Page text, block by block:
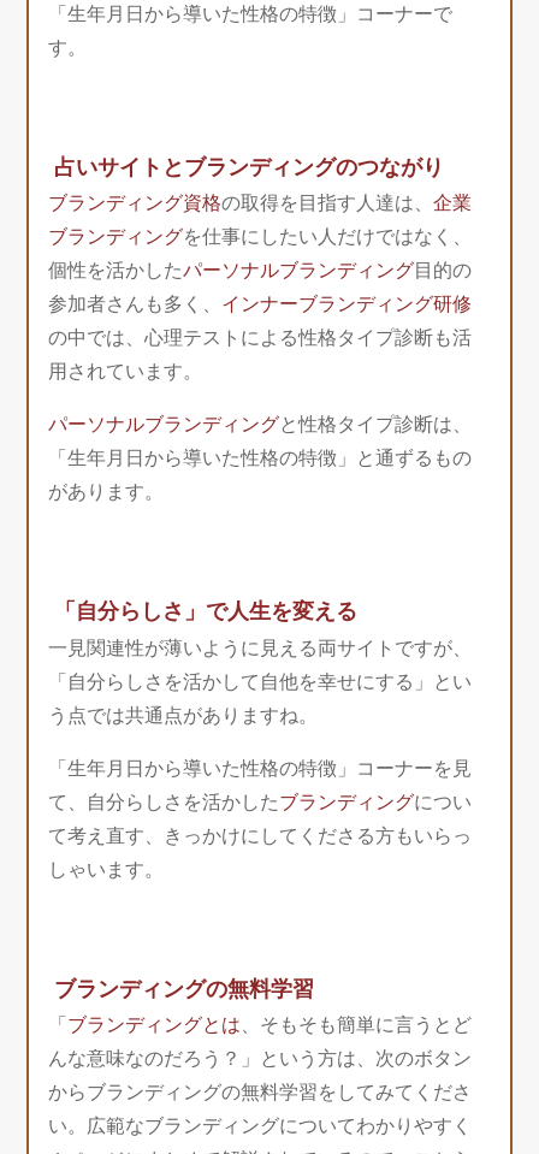
「生年月日から導いた性格の特徴」コーナーで
す。
占いサイトとブランディングのつながり
ブランディング資格の取得を目指す人達は、企業
ブランディングを仕事にしたい人だけではなく、
個性を活かしたパーソナルブランディング目的の
参加者さんも多く、 インナーブランディング研修
の中では、心理テストによる性格タイプ診断も活
用されています。
パーソナルブランディングと性格タイプ診断は、
「生年月日から導いた性格の特徴」と通ずるもの
があります。
「自分らしさ」で人生を変える
一見関連性が薄いように見える両サイトですが、
「自分らしさを活かして自他を幸せにする」とい
う点では共通点がありますね。
「生年月日から導いた性格の特徴」コーナーを見
て、自分らしさを活かしたブランディングについ
て考え直す、きっかけにしてくださる方もいらっ
しゃいます。
ブランディングの無料学習
「ブランディングとは、そもそも簡単に言うとど
んな意味なのだろう？」という方は、次のボタン
からブランディングの無料学習をしてみてくださ
い。広範なブランディングについてわかりやすく